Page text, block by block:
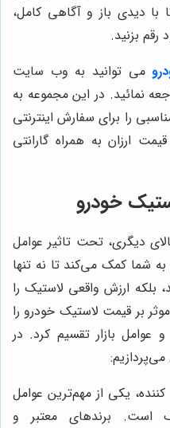
با دیدی باز و آگاهی کامل،
رقم بزنید.
می توانید به وب سایت
نمائید. در این مجموعه به
را برای سفارش اینترنتی
ارزان به همراه گارانتی
خودرو
دیگری، تحت تاثیر عوامل
شما کمک می‌کند تا نه تنها
بلکه ارزش واقعی لاستیک را
بر قیمت لاستیک خودرو را
بازار تقسیم کرد. در
کننده، یکی از مهم‌ترین عوامل
است. برندهای معتبر و